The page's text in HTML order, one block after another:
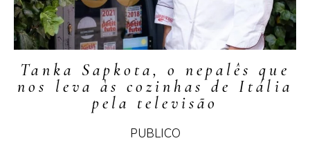
Tanka Sapkota, o nepalês que
nos leva às cozinhas de Itália
pela televisão
PUBLICO